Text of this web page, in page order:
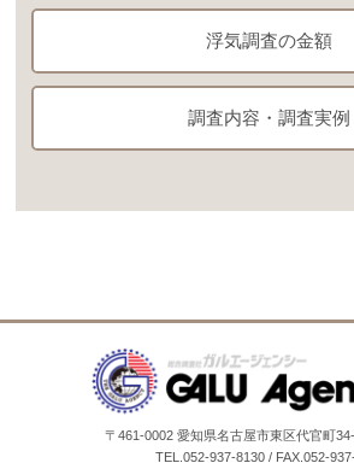
浮気調査の金額
調査内容・調査実例
〒461-0002 愛知県名古屋市東区代官町
TEL.052-937-8130 / FAX.052-